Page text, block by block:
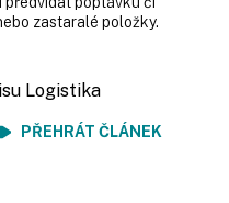
zastaralé položky.
Logistika
PŘEHRÁT ČLÁNEK